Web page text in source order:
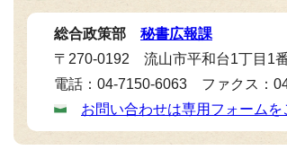
総合政策部 秘書広報課
〒270-0192 流山市平和台1丁目1
電話：04-7150-6063 ファクス：
お問い合わせは専用フォームを